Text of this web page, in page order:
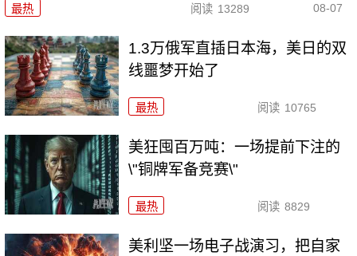
最热 阅读 13289 08-07
1.3万俄军直插日本海，美日的双
线噩梦开始了
最热 阅读 10765
美狂囤百万吨：一场提前下注的
\"铜牌军备竞赛\"
最热 阅读 8829
美利坚一场电子战演习，把自家